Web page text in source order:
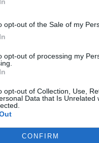
opt-out of the Sale of my
opt-out of processing my
opt-out of Collection, Use,
Data that Is Unrelated
CONFIRM
a